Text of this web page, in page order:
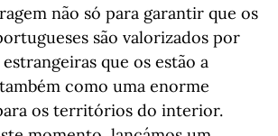
não só para garantir que os
são valorizados por
que os estão a
como uma enorme
os territórios do interior.